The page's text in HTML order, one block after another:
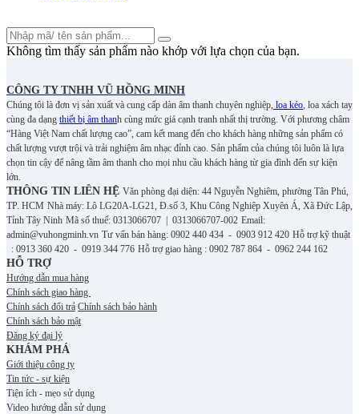
Không tìm thấy sản phẩm nào khớp với lựa chọn của bạn.
CÔNG TY TNHH VŨ HỒNG MINH
Chúng tôi là đơn vị sản xuất và cung cấp dàn âm thanh chuyên nghiệp, loa kéo, loa xách tay
cùng đa dạng thiết bị âm thanh cùng mức giá cạnh tranh nhất thị trường. Với phương châm
“Hàng Việt Nam chất lượng cao”, cam kết mang đến cho khách hàng những sản phẩm có
chất lượng vượt trội và trải nghiệm âm nhạc đỉnh cao. Sản phẩm của chúng tôi luôn là lựa
chọn tin cậy để nâng tầm âm thanh cho mọi nhu cầu khách hàng từ gia đình đến sự kiện
lớn.
THÔNG TIN LIÊN HỆ Văn phòng đại diện: 44 Nguyễn Nghiêm, phường Tân Phú,
TP. HCM Nhà máy: Lô LG20A-LG21, Đ.số 3, Khu Công Nghiệp Xuyên Á, Xã Đức Lập,
Tỉnh Tây Ninh Mã số thuế: 0313066707 | 0313066707-002 Email:
admin@vuhongminh.vn Tư vấn bán hàng: 0902 440 434 - 0903 912 420 Hỗ trợ kỹ thuật
: 0913 360 420 - 0919 344 776 Hỗ trợ giao hàng : 0902 787 864 - 0962 244 162
HỖ TRỢ
Hướng dẫn mua hàng
Chính sách giao hàng
Chính sách đổi trả Chính sách bảo hành
Chính sách bảo mật
Đăng ký đại lý
KHÁM PHÁ
Giới thiệu công ty
Tin tức - sự kiện
Tiện ích - mẹo sử dụng
Video hướng dẫn sử dụng